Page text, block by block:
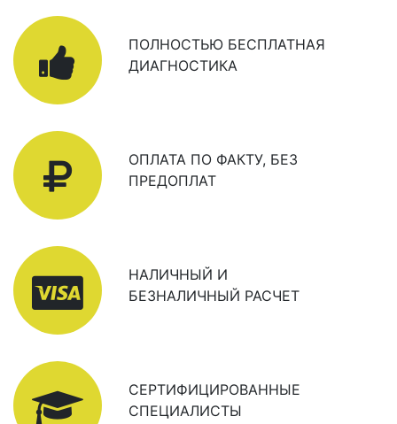
ПОЛНОСТЬЮ БЕСПЛАТНАЯ
ДИАГНОСТИКА
ОПЛАТА ПО ФАКТУ, БЕЗ
ПРЕДОПЛАТ
НАЛИЧНЫЙ И
БЕЗНАЛИЧНЫЙ РАСЧЕТ
СЕРТИФИЦИРОВАННЫЕ
СПЕЦИАЛИСТЫ